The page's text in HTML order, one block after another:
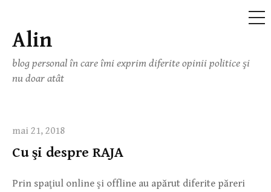
Skip
content
Alin
blog personal în care îmi exprim diferite opinii politice şi
nu doar atât
mai 21, 2018
Cu şi despre RAJA
Prin spaţiul online şi offline au apărut diferite păreri